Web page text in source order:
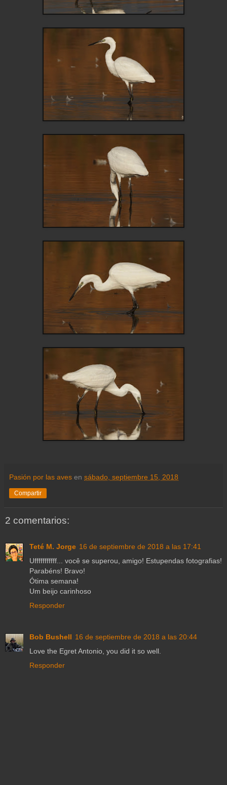
Pasión por las aves en sábado, septiembre 15, 2018
Compartir
2 comentarios:
Teté M. Jorge 16 de septiembre de 2018 a las 17:41
Ufffffffffff... você se superou, amigo! Estupendas fotografias!
Parabéns! Bravo!
Ótima semana!
Um beijo carinhoso
Responder
Bob Bushell 16 de septiembre de 2018 a las 20:44
Love the Egret Antonio, you did it so well.
Responder